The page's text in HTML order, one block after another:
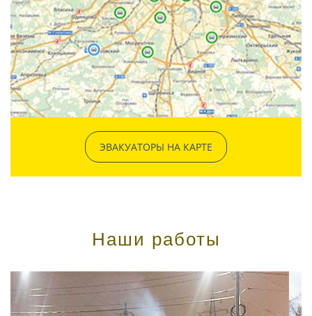
ЭВАКУАТОРЫ НА КАРТЕ
Наши работы